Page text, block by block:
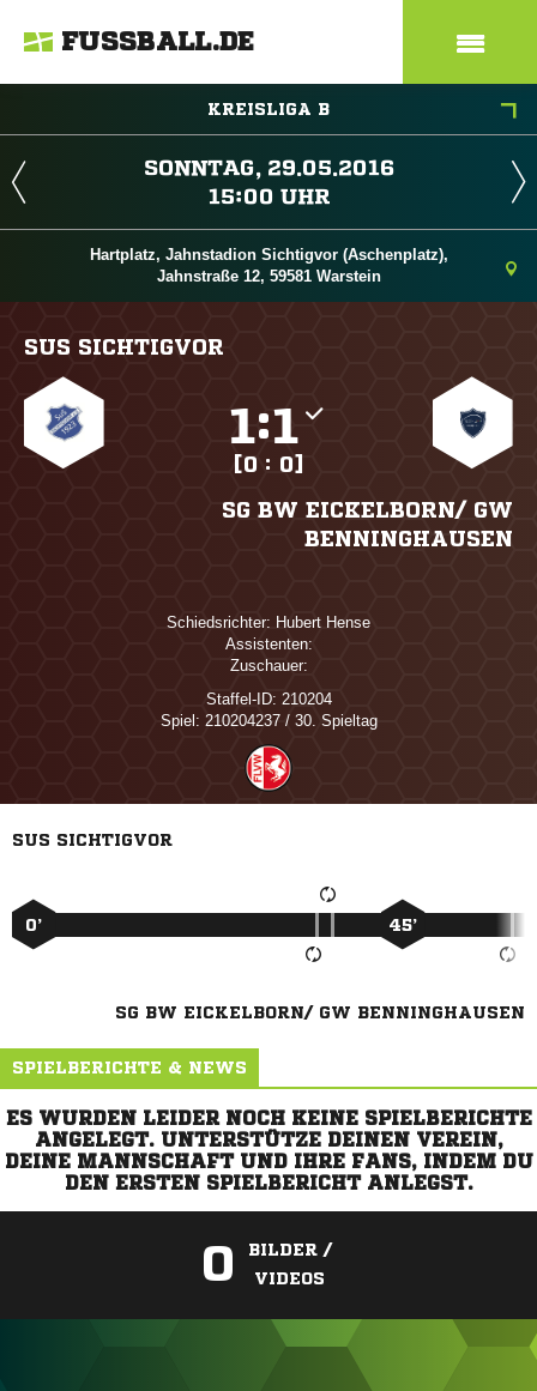
FUSSBALL.DE
KREISLIGA B
 
 
Hartplatz, Jahnstadion Sichtigvor (Aschenplatz),
Jahnstraße 12, 59581 Warstein
SUS SICHTIGVOR
:
[0 : 0]
SG BW EICKELBORN/​ GW
BENNINGHAUSEN
Schiedsrichter:  
Assistenten:
Zuschauer:
Staffel-ID: 210204
Spiel: 210204237 / 30. Spieltag
SUS SICHTIGVOR
0’ 45’
SG BW EICKELBORN/ GW BENNINGHAUSEN
SPIELBERICHTE & NEWS
ES WURDEN LEIDER NOCH KEINE SPIELBERICHTE
ANGELEGT. UNTERSTÜTZE DEINEN VEREIN,
DEINE MANNSCHAFT UND IHRE FANS, INDEM DU
DEN ERSTEN SPIELBERICHT ANLEGST.
0
BILDER /
VIDEOS